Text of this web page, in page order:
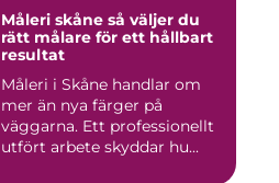
Måleri skåne så väljer du
rätt målare för ett hållbart
resultat
Måleri i Skåne handlar om
mer än nya färger på
väggarna. Ett professionellt
utfört arbete skyddar hu...